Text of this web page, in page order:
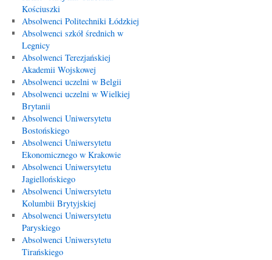
Kościuszki
Absolwenci Politechniki Łódzkiej
Absolwenci szkół średnich w
Legnicy
Absolwenci Terezjańskiej
Akademii Wojskowej
Absolwenci uczelni w Belgii
Absolwenci uczelni w Wielkiej
Brytanii
Absolwenci Uniwersytetu
Bostońskiego
Absolwenci Uniwersytetu
Ekonomicznego w Krakowie
Absolwenci Uniwersytetu
Jagiellońskiego
Absolwenci Uniwersytetu
Kolumbii Brytyjskiej
Absolwenci Uniwersytetu
Paryskiego
Absolwenci Uniwersytetu
Tirańskiego